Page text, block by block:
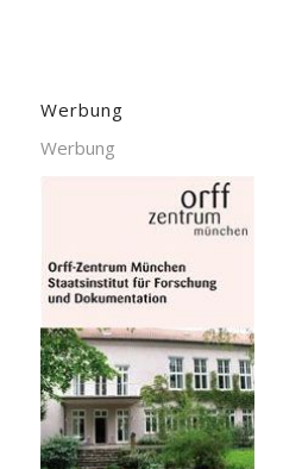
Werbung
Werbung